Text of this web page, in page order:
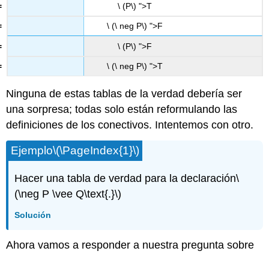
\ (P\) ">T
\ (\ neg P\) ">F
\ (P\) ">F
\ (\ neg P\) ">T
Ninguna de estas tablas de la verdad debería ser
una sorpresa; todas solo están reformulando las
definiciones de los conectivos. Intentemos con otro.
Ejemplo\(\PageIndex{1}\)
Hacer una tabla de verdad para la declaración\
(\neg P \vee Q\text{.}\)
Solución
Ahora vamos a responder a nuestra pregunta sobre